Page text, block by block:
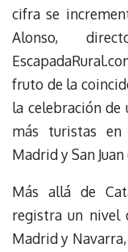
cifra se
Alonso,
fruto de la
la celebración de
más turistas en
Madrid y San
Más allá de
registra un nivel
Madrid y